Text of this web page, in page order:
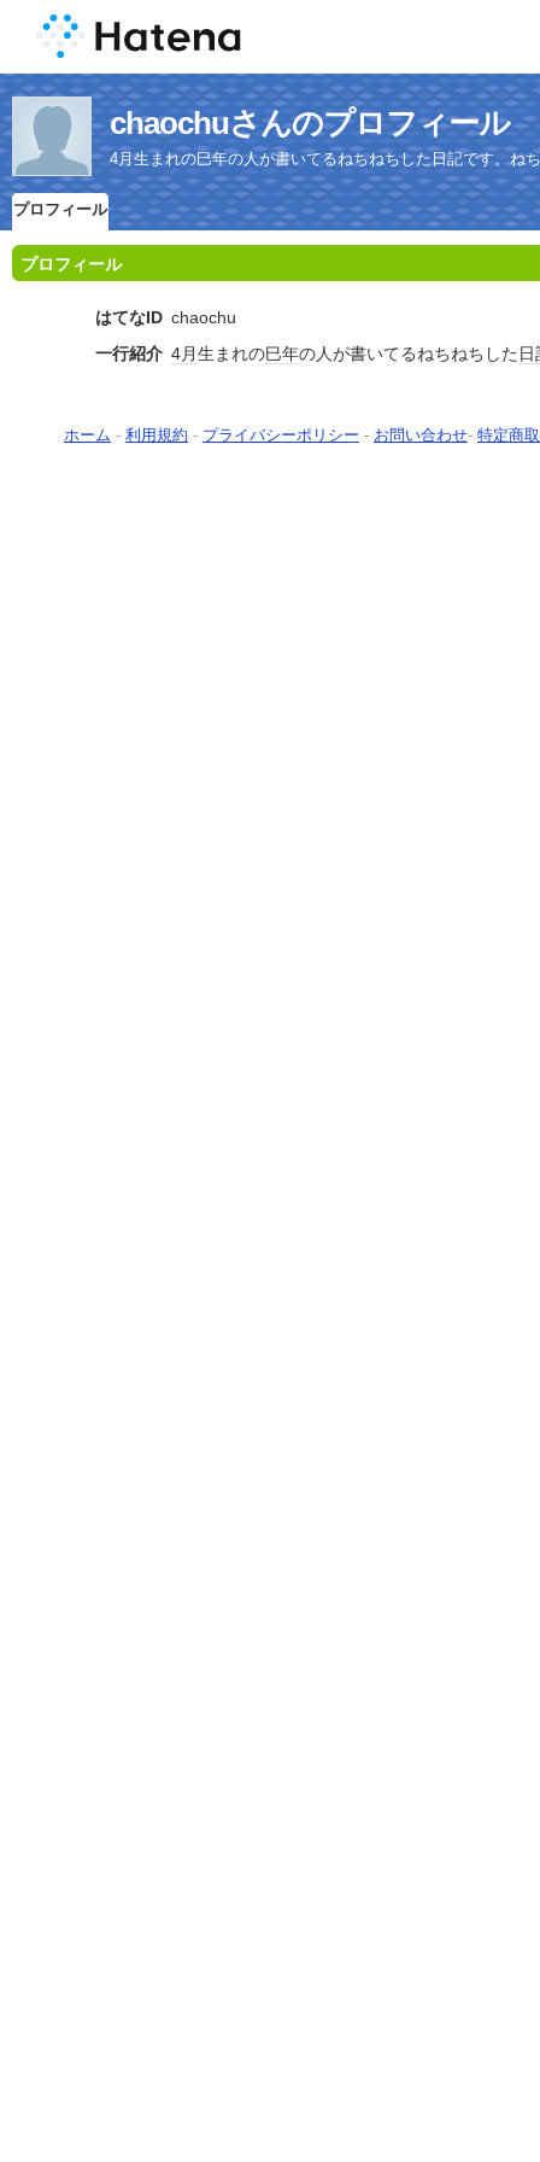
chaochuさんのプロフィール
4月生まれの巳年の人が書いてるねちねちした日記です。ね
プロフィール
プロフィール
はてなID chaochu
一行紹介 4月生まれの巳年の人が書いてるねちねちした 日
ホーム - 利用規約 - プライバシーポリシー - お問い合わせ- 特定商